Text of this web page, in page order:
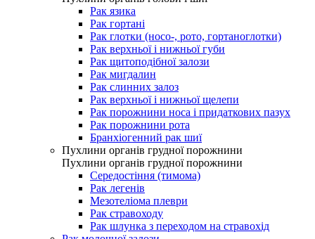
Рак язика
Рак гортані
Рак глотки (носо-, рото, гортаноглотки)
Рак верхньої і нижньої губи
Рак щитоподібної залози
Рак мигдалин
Рак слинних залоз
Рак верхньої і нижньої щелепи
Рак порожнини носа і придаткових пазух
Рак порожнини рота
Бранхіогенний рак шиї
Пухлини органів грудної порожнини
Пухлини органів грудної порожнини
Середостіння (тимома)
Рак легенів
Мезотеліома плеври
Рак стравоходу
Рак шлунка з переходом на стравохід